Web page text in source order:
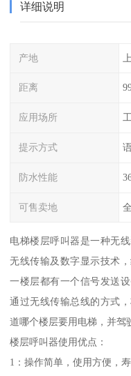
详细说明
产地
距离
应用场所
提示方式
防水性能
可售卖地
电梯楼层呼叫器是一种无
无线传输及数字显示技术
一楼层都有一个信号发送
通过无线传输总线的方式
道哪个楼层要用电梯，并驾
楼层呼叫器使用优点：
1：操作简单，使用方便，寿